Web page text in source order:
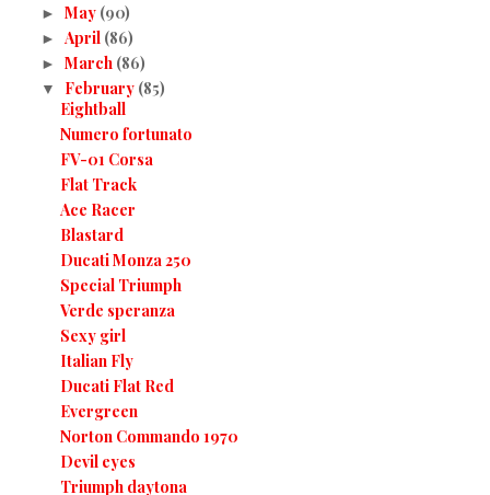
► May (90)
► April (86)
► March (86)
▼ February (85)
Eightball
Numero fortunato
FV-01 Corsa
Flat Track
Ace Racer
Blastard
Ducati Monza 250
Special Triumph
Verde speranza
Sexy girl
Italian Fly
Ducati Flat Red
Evergreen
Norton Commando 1970
Devil eyes
Triumph daytona